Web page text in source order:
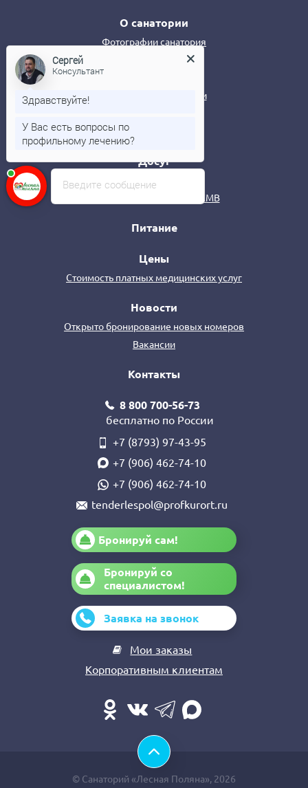
О санатории
Фотографии санатория
Профсоюзные путевки
Досуг
Досуг в санатории
Досуг в Пятигорске и на КМВ
Питание
Цены
Стоимость платных медицинских услуг
Новости
Открыто бронирование новых номеров
Вакансии
Контакты
8 800 700-56-73
бесплатно по России
+7 (8793) 97-43-95
+7 (906) 462-74-10
+7 (906) 462-74-10
tenderlespol@profkurort.ru
Бронируй сам!
Бронируй со
специалистом!
Заявка на звонок
Мои заказы
Корпоративным клиентам
© Санаторий «Лесная Поляна», 2026
Введите сообщение
Сергей
Консультант
Здравствуйте!
профильному лечению?
Сергейпечатает...